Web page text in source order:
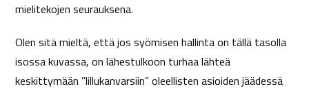
mielitekojen seurauksena.
Olen sitä mieltä, että jos syömisen hallinta on tällä tasolla
isossa kuvassa, on lähestulkoon turhaa lähteä
keskittymään ”lillukanvarsiin” oleellisten asioiden jäädessä